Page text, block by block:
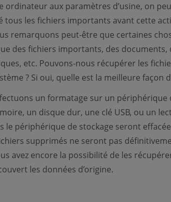
ordinateur aux paramètres d’usine, on
tous les fichiers importants avant cette
remarquons peut-être que certaines
des fichiers importants, des documents,
etc. Pouvons-nous récupérer les
? Si oui, quelle est la meilleure façon
un formatage sur un périphérique
un disque dur, une clé USB, ou un
le périphérique de stockage seront
supprimés ne seront pas
avez encore la possibilité de les
les données d’origine.